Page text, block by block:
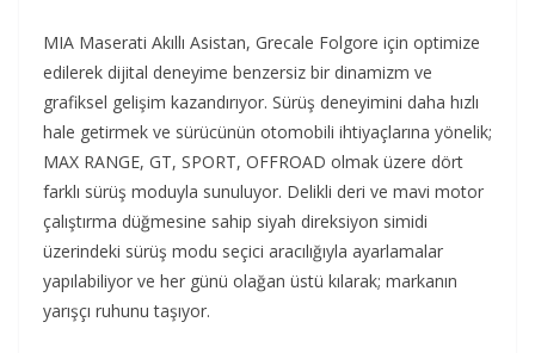
MIA Maserati Akıllı Asistan, Grecale Folgore için optimize
edilerek dijital deneyime benzersiz bir dinamizm ve
grafiksel gelişim kazandırıyor. Sürüş deneyimini daha hızlı
hale getirmek ve sürücünün otomobili ihtiyaçlarına yönelik;
MAX RANGE, GT, SPORT, OFFROAD olmak üzere dört
farklı sürüş moduyla sunuluyor. Delikli deri ve mavi motor
çalıştırma düğmesine sahip siyah direksiyon simidi
üzerindeki sürüş modu seçici aracılığıyla ayarlamalar
yapılabiliyor ve her günü olağan üstü kılarak; markanın
yarışçı ruhunu taşıyor.